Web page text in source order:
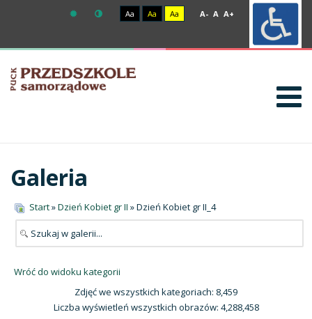
Aa Aa Aa A- A A+
Galeria
Start»Dzień Kobiet gr II » Dzień Kobiet gr II_4
Wróć do widoku kategorii
Zdjęć we wszystkich kategoriach: 8,459
Liczba wyświetleń wszystkich obrazów: 4,288,458